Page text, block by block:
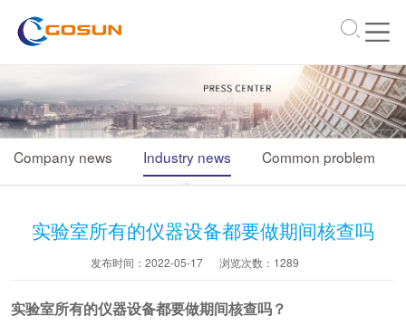
Company news Industry news Common problem
实验室所有的仪器设备都要做期间核查吗
发布时间：2022-05-17 浏览次数： 1289
实验室所有的仪器设备都要做期间核查吗？